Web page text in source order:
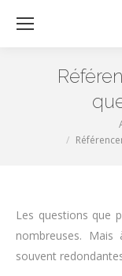
Les questions que
nombreuses.
souvent